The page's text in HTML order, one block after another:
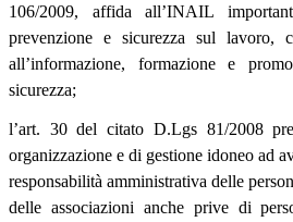
106/2009, affida all’INAIL
prevenzione e sicurezza sul lavoro,
all’informazione, formazione e
sicurezza;
l’art. 30 del citato D.Lgs 81/2008
organizzazione e di gestione idoneo ad
responsabilità amministrativa delle
delle associazioni anche prive di